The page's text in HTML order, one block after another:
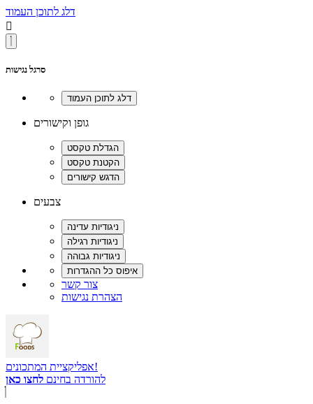
דלג לתוכן העמוד

סרגל נגישות
גופן וקישורים
צבעים
צור קשר
הצהרת נגישות
אפליקציית המתכונים!
להורדה בחינם לחצו כאן